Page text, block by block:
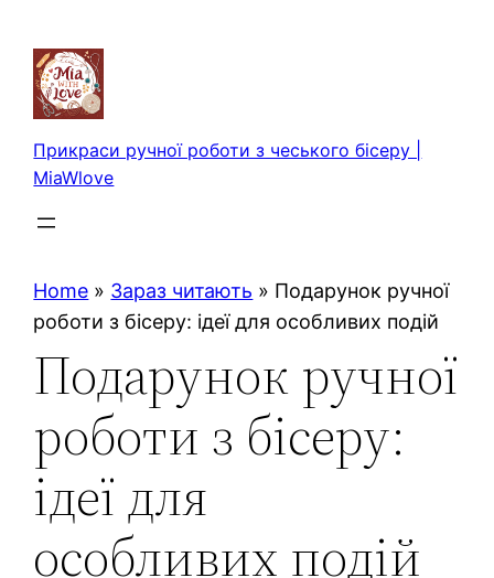
вмісту
Прикраси ручної роботи з чеського бісеру |
MiaWlove
Home » Зараз читають » Подарунок ручної
роботи з бісеру: ідеї для особливих подій
Подарунок ручної
роботи з бісеру:
ідеї для
особливих подій